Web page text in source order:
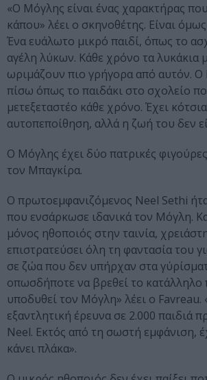
«Ο Μόγλης είναι ένας χαρακτήρας
κάπου» λέει ο σκηνοθέτης. Είναι
Ένα ευάλωτο μικρό παιδί, όπως το
αγέλη λύκων. Κάθε χρόνο τα λυκάκια
ωριμάζουν πιο γρήγορα από αυτόν. Ο
πίσω όπως το παιδάκι στο σχολείο
μετεξεταστέο κάθε χρόνο. Έχει
αυτοπεποίθηση, αλλά η ζωή του δεν
Ο Μόγλης έχει δύο πατρικές
τον Μπαγκίρα.
Ο πρωτοεμφανιζόμενος Neel Sethi
που ενσάρκωσε ιδανικά τον Μόγλη.
μόνος ηθοποιός στην ταινία,
επιστρατεύσει όλη τη φαντασία του
σε ζώα που δεν υπήρχαν στα
οπωσδήποτε να βρεθεί το κατάλληλο
υποδυθεί τον Μόγλη» λέει ο Favreau.
εξαντλητική έρευνα σε 2.000 παιδιά
Neel. Εκτός από τη σωστή εμφάνιση,
κάνει πλάκα».